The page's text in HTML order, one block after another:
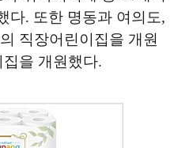
다. 또한 명동과 여의도,
직장어린이집을 개원
을 개원했다.